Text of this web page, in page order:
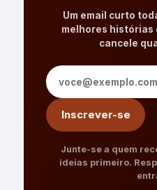
Um email curto
melhores histórias
cancele
Endereço de e-mail
Inscrever-se
Junte-se a quem
ideias primeiro.